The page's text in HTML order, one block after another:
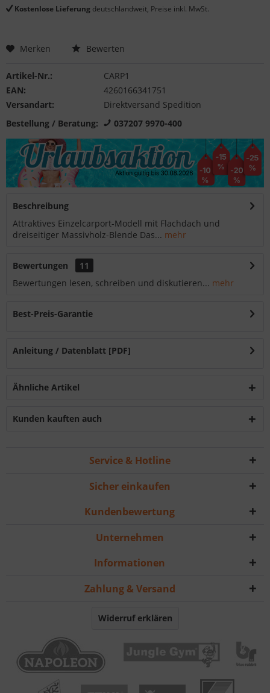
Kostenlose Lieferung deutschlandweit, Preise inkl. MwSt.
Merken Bewerten
Artikel-Nr.:
CARP1
EAN:
4260166341751
Versandart:
Direktversand Spedition
Bestellung / Beratung:
037207 9970-400
Beschreibung
Attraktives Einzelcarport-Modell mit Flachdach und
dreiseitiger Massivholz-Blende Das... mehr
Bewertungen
11
Bewertungen lesen, schreiben und diskutieren... mehr
Best-Preis-Garantie
Anleitung / Datenblatt [PDF]
Ähnliche Artikel
Kunden kauften auch
Service & Hotline
Sicher einkaufen
Kundenbewertung
Unternehmen
Informationen
Zahlung & Versand
Widerruf erklären